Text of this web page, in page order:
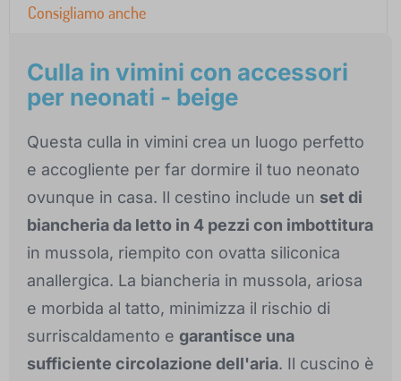
Consigliamo anche
Culla in vimini con accessori
per neonati - beige
Questa culla in vimini crea un luogo perfetto
e accogliente per far dormire il tuo neonato
ovunque in casa. Il cestino include un set di
biancheria da letto in 4 pezzi con imbottitura
in mussola, riempito con ovatta siliconica
anallergica. La biancheria in mussola, ariosa
e morbida al tatto, minimizza il rischio di
surriscaldamento e garantisce una
sufficiente circolazione dell'aria. Il cuscino è